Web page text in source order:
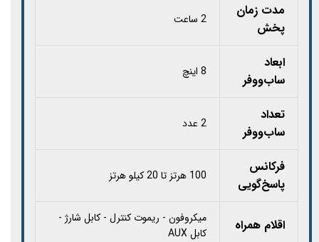
مدت زمان
پخش
2 ساعت
ابعاد
ساب‌ووفر
8 اینچ
تعداد
ساب‌ووفر
2 عدد
فرکانس
پاسخ‌گویی
100 هرتز تا 20 کیلو هرتز
اقلام همراه
میکروفون - ریموت کنترل - کابل شارژ -
کابل AUX